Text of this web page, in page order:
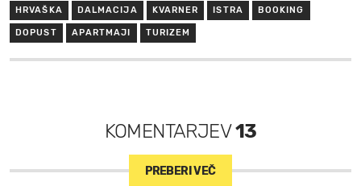
HRVAŠKA DALMACIJA KVARNER ISTRA BOOKING
DOPUST APARTMAJI TURIZEM
KOMENTARJEV13
PREBERI VEČ